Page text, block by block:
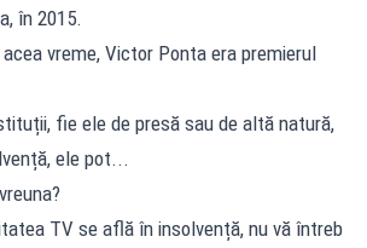
în 2015.
vreme, Victor Ponta era premierul
fie ele de presă sau de altă natură,
ele pot...
TV se află în insolvență, nu vă întreb